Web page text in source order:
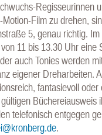
Regisseurinnen
Film zu drehen,
5, genau richtig.
11 bis 13.30 Uhr
auch Tonies werden
eigener Dreharbeiten.
fantasievoll
telefonisch entgegen
.